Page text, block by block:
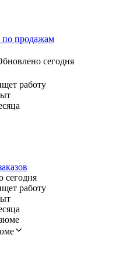
продажам
сегодня
работу
сегодня
работу